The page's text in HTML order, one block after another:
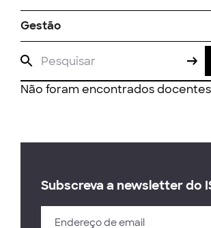
Gestão
Não foram encontrados
Subscreva a newsletter do